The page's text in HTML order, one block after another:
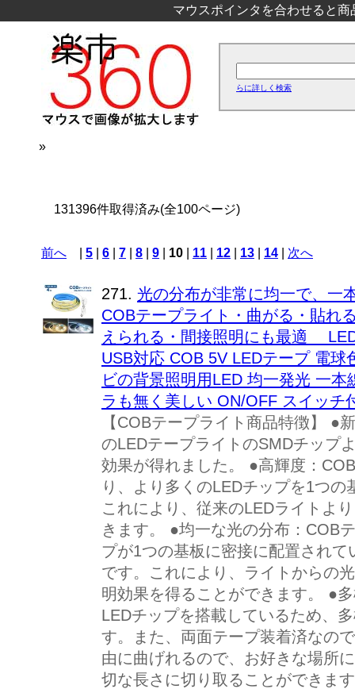
マウスポインタを合わせると
らに詳しく検索
»
131396件取得済み(全100ページ)
前へ 5 6 7 8 9 10 11 12 13 14 次へ
271. 光の分布が非常に均一で、一
COBテープライト・曲がる・貼れ
えられる・間接照明にも最適
USB対応 COB 5V LEDテープ 電
ビの背景照明用LED 均一発光 一
ラも無く美しい ON/OFF スイッチ
【COBテープライト商品特徴】 ●
のLEDテープライトのSMDチップ
効果が得れました。 ●高輝度：
り、より多くのLEDチップを1つ
これにより、従来のLEDライトよ
きます。 ●均一な光の分布：COB
プが1つの基板に密接に配置され
です。これにより、ライトからの
明効果を得ることができます。 ●
LEDチップを搭載しているため、
す。また、両面テープ装着済なの
由に曲げれるので、お好きな場所
切な長さに切り取ることができま